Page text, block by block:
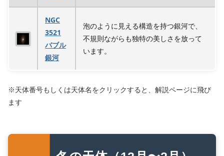
NGC
3521
バブル
銀河
泡のように見える構造を持つ銀河で、
不規則ながらも独特の美しさを放って
います。
※天体番号もしくは天体名をクリックすると、解説ページに飛び
ます